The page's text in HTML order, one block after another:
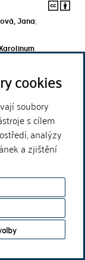
cookies
soubory
s cílem
analýzy
a zjištění
Jana;
that are used
may encounter
most common
Theme by